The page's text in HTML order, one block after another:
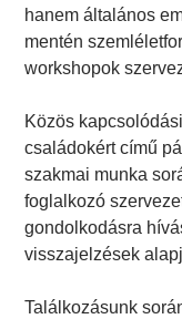
hanem általános
mentén
workshopok
Közös
családokért című
szakmai munka
foglalkozó
gondolkodásra
visszajelzések
Találkozásunk